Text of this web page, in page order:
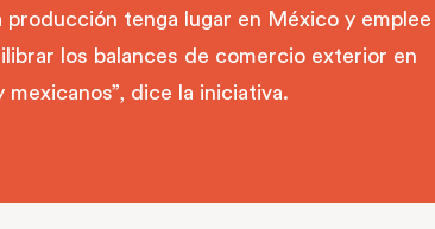
tenga lugar en México y emplee
los balances de comercio exterior en
dice la iniciativa.